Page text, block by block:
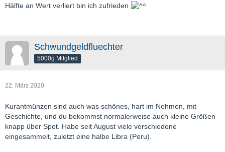
Hälfte an Wert verliert bin ich zufrieden
Schwundgeldfluechter
5000g Mitglied
22. März 2020
Kurantmünzen sind auch was schönes, hart im Nehmen, mit
Geschichte, und du bekommst normalerweise auch kleine Größen
knapp über Spot. Habe seit August viele verschiedene
eingesammelt, zuletzt eine halbe Libra (Peru).